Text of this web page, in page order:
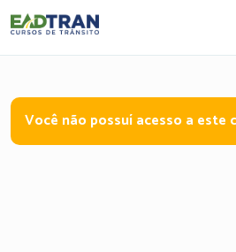
Eadtran
-
Você não possuí acesso a